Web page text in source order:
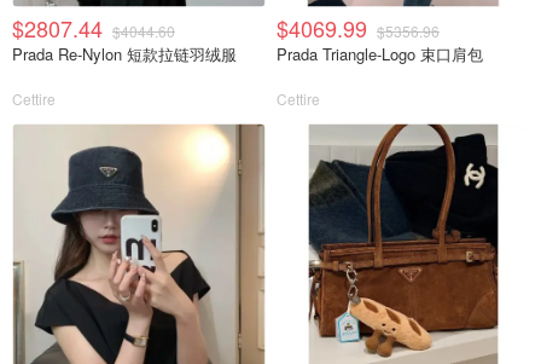
$2807.44 $4044.60
Prada Re-Nylon 短款拉链羽绒服
Cettire
$4069.99 $5356.96
Prada Triangle-Logo 束口肩包
Cettire